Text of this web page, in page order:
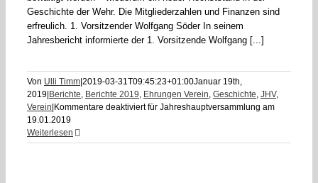
Geschichte der Wehr. Die Mitgliederzahlen und Finanzen sind
erfreulich. 1. Vorsitzender Wolfgang Söder In seinem
Jahresbericht informierte der 1. Vorsitzende Wolfgang [...]
Von Ulli Timm 2019-03-31T09:45:23+01:00Januar 19th,
2019 Berichte, Berichte 2019, Ehrungen Verein, Geschichte, JHV,
Verein Kommentare deaktiviertfür Jahreshauptversammlung am
19.01.2019
Weiterlesen